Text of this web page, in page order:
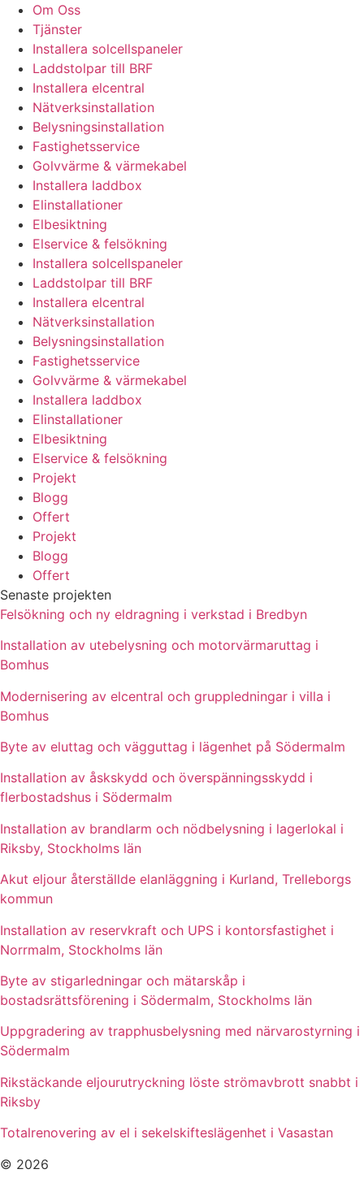
Om Oss
Tjänster
Installera solcellspaneler
Laddstolpar till BRF
Installera elcentral
Nätverksinstallation
Belysningsinstallation
Fastighetsservice
Golvvärme & värmekabel
Installera laddbox
Elinstallationer
Elbesiktning
Elservice & felsökning
Installera solcellspaneler
Laddstolpar till BRF
Installera elcentral
Nätverksinstallation
Belysningsinstallation
Fastighetsservice
Golvvärme & värmekabel
Installera laddbox
Elinstallationer
Elbesiktning
Elservice & felsökning
Projekt
Blogg
Offert
Projekt
Blogg
Offert
Senaste projekten
Felsökning och ny eldragning i verkstad i Bredbyn
Installation av utebelysning och motorvärmaruttag i
Bomhus
Modernisering av elcentral och gruppledningar i villa i
Bomhus
Byte av eluttag och vägguttag i lägenhet på Södermalm
Installation av åskskydd och överspänningsskydd i
flerbostadshus i Södermalm
Installation av brandlarm och nödbelysning i lagerlokal i
Riksby, Stockholms län
Akut eljour återställde elanläggning i Kurland, Trelleborgs
kommun
Installation av reservkraft och UPS i kontorsfastighet i
Norrmalm, Stockholms län
Byte av stigarledningar och mätarskåp i
bostadsrättsförening i Södermalm, Stockholms län
Uppgradering av trapphusbelysning med närvarostyrning i
Södermalm
Rikstäckande eljourutryckning löste strömavbrott snabbt i
Riksby
Totalrenovering av el i sekelskifteslägenhet i Vasastan
© 2026